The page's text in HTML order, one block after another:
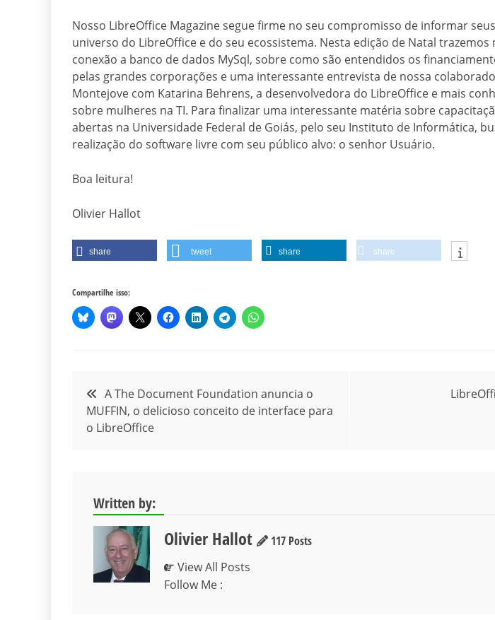
Nosso LibreOffice Magazine segue firme no seu compromisso de informar
universo do LibreOffice e do seu ecossistema. Nesta edição de Natal trazemos
conexão a banco de dados MySql, sobre como são entendidos os
pelas grandes corporações e uma interessante entrevista de nossa
Montejove com Katarina Behrens, a desenvolvedora do LibreOffice e mais
sobre mulheres na TI. Para finalizar uma interessante matéria sobre
abertas na Universidade Federal de Goiás, pelo seu Instituto de Informática,
realização do software livre com seu público alvo: o senhor Usuário.
Boa leitura!
Olivier Hallot
share tweet share share
Compartilhe isso:
Navegação
de
A The Document Foundation anuncia o
MUFFIN, o delicioso conceito de interface para
o LibreOffice
Written by:
Olivier Hallot
117 Posts
View All Posts
Follow Me :